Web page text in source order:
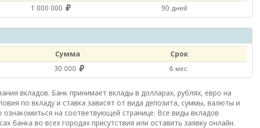
1 000 000 90 дней
Сумма
Срок
30 000 6 мес.
вкладов. Банк принимает вклады в долларах, рублях, евро на
по вкладу и ставка зависят от вида депозита, суммы, валюты и
на соответвующей странице. Все виды вкладов
во всех городах присутствия или оставить заявку онлайн.